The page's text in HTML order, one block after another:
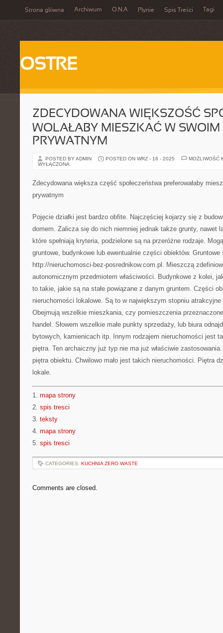
Strona główna Archiwum O.N.A Płynie Spis Treści Tagi
OSTRE
ZDECYDOWANA WIĘKSZOŚĆ
WOLAŁABY MIESZKAĆ W
PRYWATNYM
POSTED BY ADMIN POSTED ON WRZ - 16 - 2025
MOŻLIWOŚĆ
WYŁĄCZONA
Zdecydowana większa część społeczeństwa preferowałaby
prywatnym
Pojęcie działki jest bardzo obfite. Najczęściej kojarzy się z
domem. Zalicza się do nich niemniej jednak także grunty, nawet
które spełniają kryteria, podzielone są na przeróżne rodzaje.
gruntowe, budynkowe lub ewentualnie części obiektów.
http://nieruchomosci-bez-posrednikow.com.pl. Mieszczą
autonomicznym przedmiotem właściwości. Budynkowe z kolei,
to takie, jakie są na stałe powiązane z danym gruntem. Części
nieruchomości lokalowe. Są to w największym stopniu
Obejmują wszelkie mieszkania, czy pomieszczenia
handel. Słowem wszelkie małe punkty sprzedaży, lub biura
bytowych, kamienicach itp. Innym rodzajem nieruchomości jest
piętra. Ten archaiczny już typ nie ma już właściwie zastosowania.
piętra obiektu. Chwilowo mało jest takich nieruchomości. Piętra
lokale.
1. mapa strony
2. spis tresci
3. teksty
4. mapa strony
5. spis tresci
CATEGORIES: KUCHNIA ZERO WASTE
Comments are closed.